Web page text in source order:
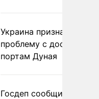
Украина признала
проблему с доступом к
портам Дуная
Госдеп сообщил о